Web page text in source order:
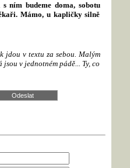
ním budeme doma, sobotu
Mámo, u kapličky silně
jdou v textu za sebou. Malým
v jednotném pádě... Ty, co